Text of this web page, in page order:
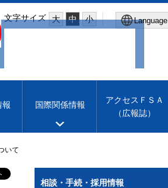
文字サイズ 大 中 小 Language
Machine translation
報 国際関係情報
アクセスＦＳＡ
（広報誌）
いて
相談・手続・採用情報